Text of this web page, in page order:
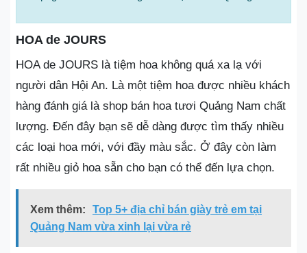
HOA de JOURS
HOA de JOURS là tiệm hoa không quá xa lạ với
người dân Hội An. Là một tiệm hoa được nhiều khách
hàng đánh giá là shop bán hoa tươi Quảng Nam chất
lượng. Đến đây bạn sẽ dễ dàng được tìm thấy nhiều
các loại hoa mới, với đầy màu sắc. Ở đây còn làm
rất nhiều giỏ hoa sẵn cho bạn có thể đến lựa chọn.
Xem thêm:
Top 5+ địa chỉ bán giày trẻ em tại
Quảng Nam vừa xinh lại vừa rẻ